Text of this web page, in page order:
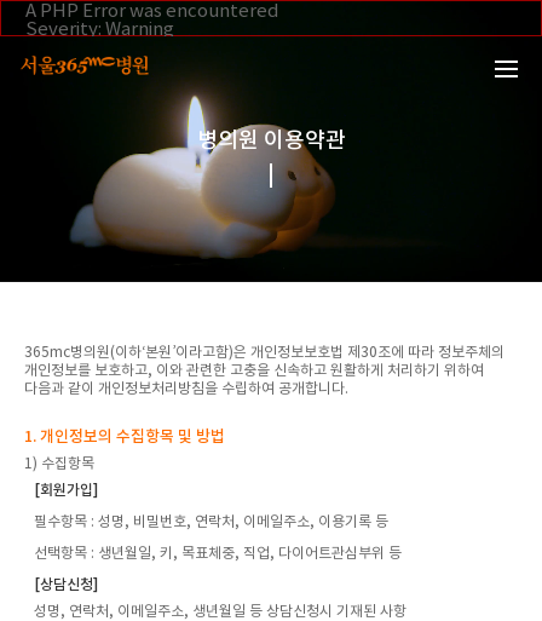
A PHP Error was encountered
Severity: Warning
Filename: _inc/header_body.php
Line Number: 108
/home/suction/public_html/application/views/mobile/
Function: _error_handler
/home/suction/public_html/application/views/mobile/
Line: 295
Function: include
/home/suction/public_html/application/core/
/home/suction/public_html/application/controllers/
Line: 34
Function: view_print
Line: 327
Function: require_once
본문 바로가기
병의원 이용약관
365mc병의원(이하‘본원’이라고함)은 개인정보보호법 제30조에 따라 정보주체의
개인정보를 보호하고, 이와 관련한 고충을 신속하고 원활하게 처리하기 위하여
다음과 같이 개인정보처리방침을 수립하여 공개합니다.
1. 개인정보의 수집항목 및 방법
1) 수집항목
[회원가입]
필수항목 : 성명, 비밀번호, 연락처, 이메일주소, 이용기록 등
선택항목 : 생년월일, 키, 목표체중, 직업, 다이어트관심부위 등
[상담신청]
성명, 연락처, 이메일주소, 생년월일 등 상담신청시 기재된 사항